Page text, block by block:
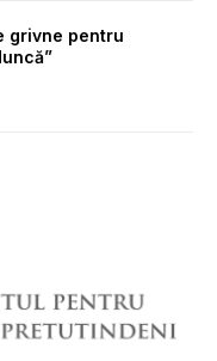
grivne pentru